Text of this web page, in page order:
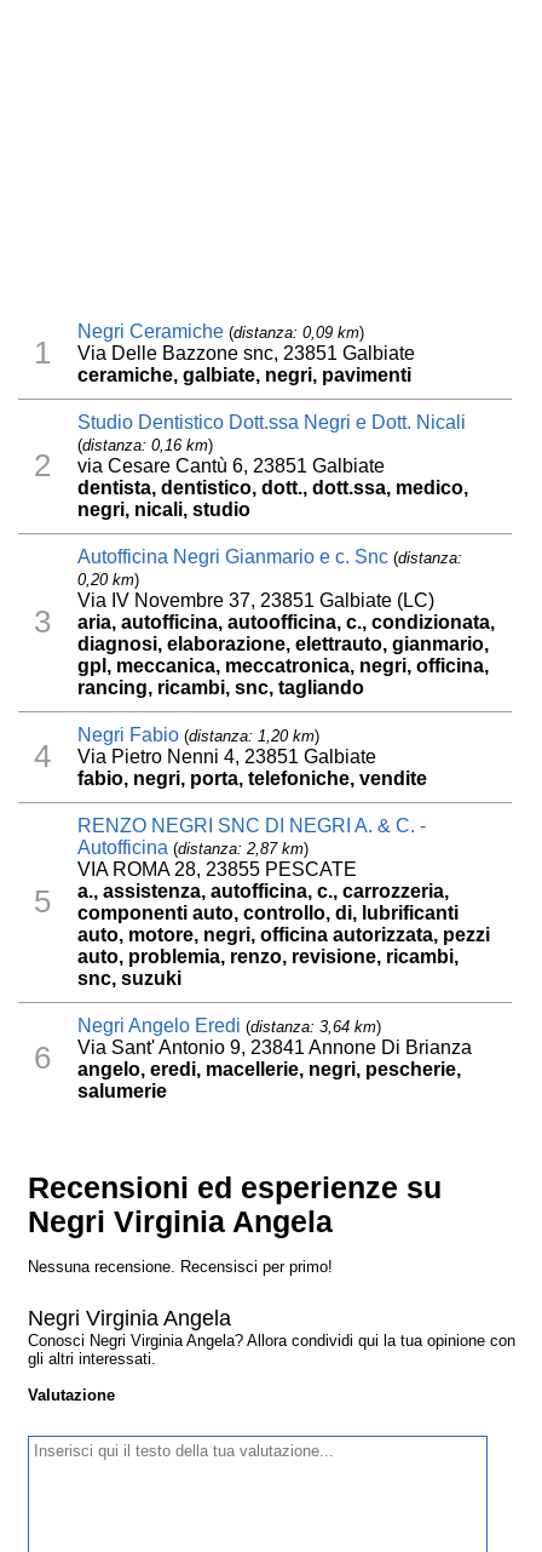
1
Negri Ceramiche (distanza: 0,09 km)
Via Delle Bazzone snc, 23851 Galbiate
ceramiche, galbiate, negri, pavimenti
2
Studio Dentistico Dott.ssa Negri e Dott. Nicali
(distanza: 0,16 km)
via Cesare Cantù 6, 23851 Galbiate
dentista, dentistico, dott., dott.ssa, medico,
negri, nicali, studio
3
Autofficina Negri Gianmario e c. Snc (distanza:
0,20 km)
Via IV Novembre 37, 23851 Galbiate (LC)
aria, autofficina, autoofficina, c., condizionata,
diagnosi, elaborazione, elettrauto, gianmario,
gpl, meccanica, meccatronica, negri, officina,
rancing, ricambi, snc, tagliando
4
Negri Fabio (distanza: 1,20 km)
Via Pietro Nenni 4, 23851 Galbiate
fabio, negri, porta, telefoniche, vendite
5
RENZO NEGRI SNC DI NEGRI A. & C. -
Autofficina (distanza: 2,87 km)
VIA ROMA 28, 23855 PESCATE
a., assistenza, autofficina, c., carrozzeria,
componenti auto, controllo, di, lubrificanti
auto, motore, negri, officina autorizzata, pezzi
auto, problemia, renzo, revisione, ricambi,
snc, suzuki
6
Negri Angelo Eredi (distanza: 3,64 km)
Via Sant' Antonio 9, 23841 Annone Di Brianza
angelo, eredi, macellerie, negri, pescherie,
salumerie
Recensioni ed esperienze su
Negri Virginia Angela
Nessuna recensione. Recensisci per primo!
Negri Virginia Angela
Conosci Negri Virginia Angela? Allora condividi qui la tua opinione con
gli altri interessati.
Valutazione